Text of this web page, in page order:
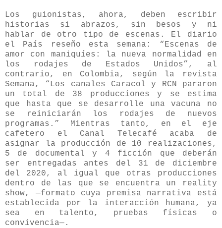
Los guionistas, ahora, deben escribir
historias si abrazos, sin besos y ni
hablar de otro tipo de escenas. El diario
el País reseño esta semana: “Escenas de
amor con maniquíes: la nueva normalidad en
los rodajes de Estados Unidos”, al
contrario, en Colombia, según la revista
Semana, “Los canales Caracol y RCN pararon
un total de 38 producciones y se estima
que hasta que se desarrolle una vacuna no
se reiniciarán los rodajes de nuevos
programas.” Mientras tanto, en el eje
cafetero el Canal Telecafé acaba de
asignar la producción de 10 realizaciones,
5 de documental y 4 ficción que deberán
ser entregadas antes del 31 de diciembre
del 2020, al igual que otras producciones
dentro de las que se encuentra un reality
show, —formato cuya premisa narrativa está
establecida por la interacción humana, ya
sea en talento, pruebas físicas o
convivencia—.